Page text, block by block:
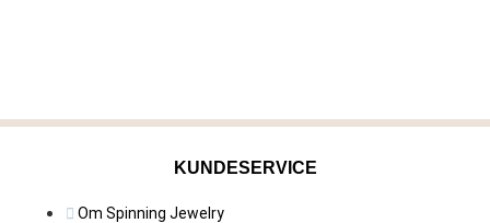
KUNDESERVICE
Om Spinning Jewelry